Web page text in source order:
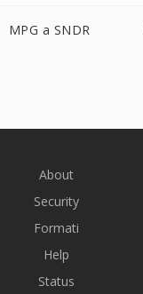
MPG a SNDR
About
Security
Formati
Help
Status